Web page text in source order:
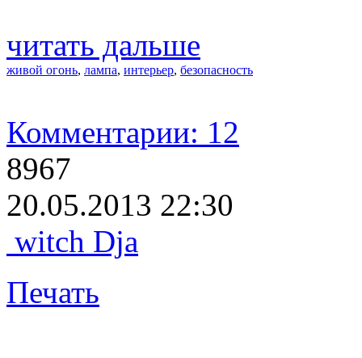
читать дальше
живой огонь, лампа, интерьер, безопасность
Комментарии: 12
8967
20.05.2013 22:30
witch Dja
Печать